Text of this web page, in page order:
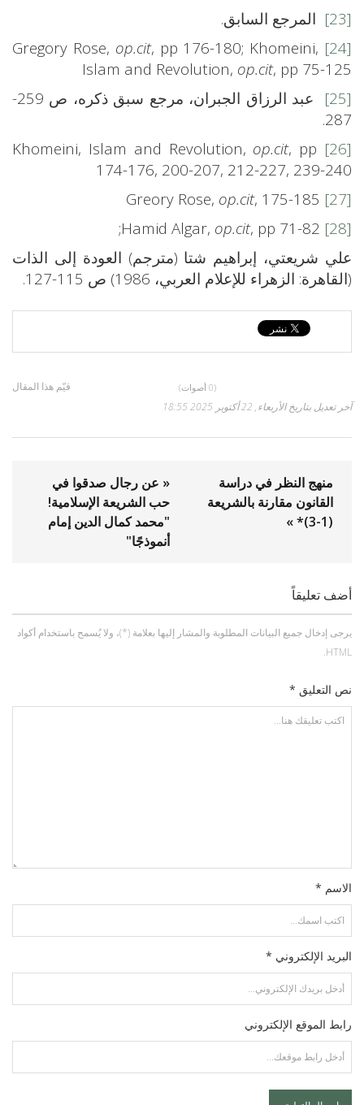
[23]
المرجع السابق.
[24]
op.cit, pp 176-180; Khomeini,
Islam and Revolution, op.cit, pp 75-125
[25]
عبد الرزاق الجبران، مرجع سبق ذكره، ص 259-
287.
[26]
op.cit, pp
174-176, 200-207, 212-227, 239-240
[27]
op.cit, 175-185
[28]
op.cit, pp 71-82;
علي شريعتي، إبراهيم شتا (مترجم) العودة إلى الذات
(القاهرة: الزهراء للإعلام العربي، 1986) ص 115-127.
قيّم هذا المقال (0 أصوات)
آخر تعديل بتاريخ الأربعاء, 22 أكتوبر 2025 18:55
« عن رجال صدقوا في
حب الشريعة الإسلامية!
"محمد كمال الدين إمام
أنموذجًا"
منهج النظر في دراسة
القانون مقارنة بالشريعة
(1-3)* »
أضف تعليقاً
يرجى إدخال جميع البيانات المطلوبة والمشار إليها بعلامة (*)، ولا يُسمح باستخدام أكواد
HTML.
نص التعليق *
الاسم *
البريد الإلكتروني *
رابط الموقع الإلكتروني